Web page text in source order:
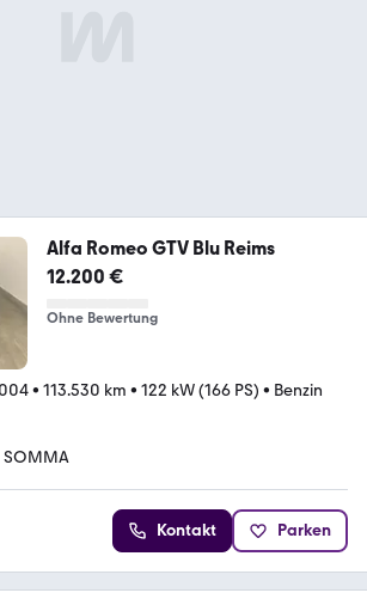
Alfa Romeo GTV Blu Reims
12.200 €
Ohne Bewertung
• 113.530 km • 122 kW (166 PS) • Benzin
SOMMA
Kontakt Parken